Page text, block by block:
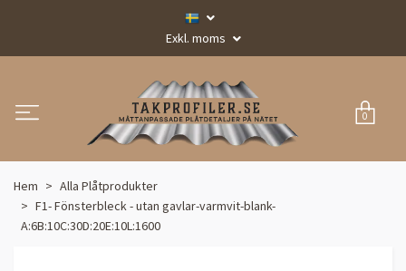
Exkl. moms
0
Hem
Alla Plåtprodukter
F1- Fönsterbleck - utan gavlar-varmvit-blank-
A:6B:10C:30D:20E:10L:1600